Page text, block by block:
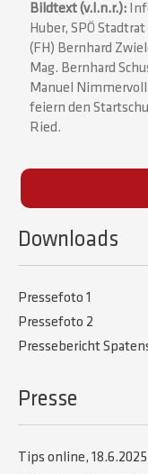
Bildtext (v.l.n.r.):
Huber, SPÖ
(FH) Bernhard
Mag. Bernhard
Manuel Nimmervoll
feiern den
Ried.
Downloads
Pressefoto 1
Pressefoto 2
Pressebericht
Presse
Tips online, 18.6.2025